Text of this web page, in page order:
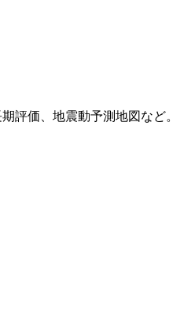
評価、地震動予測地図など。